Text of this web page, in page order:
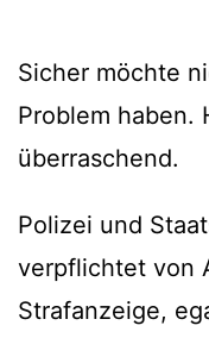
Sicher möchte
Problem haben.
überraschend.
Polizei und
verpflichtet von
Strafanzeige,